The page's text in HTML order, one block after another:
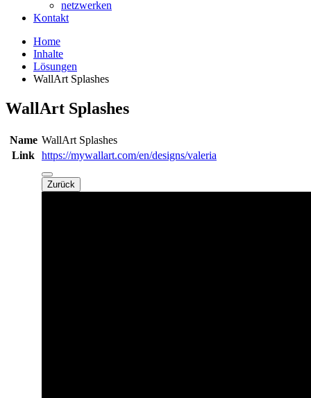
netzwerken
Kontakt
Home
Inhalte
Lösungen
WallArt Splashes
WallArt Splashes
Name WallArt Splashes
Link https://mywallart.com/en/designs/valeria
Zurück